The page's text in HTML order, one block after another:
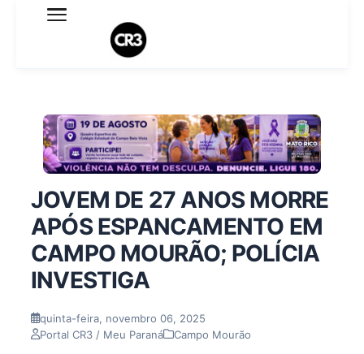
Expediente
Termo de Uso
Sobre o blog
JOVEM DE 27 ANOS MORRE
APÓS ESPANCAMENTO EM
CAMPO MOURÃO; POLÍCIA
INVESTIGA
quinta-feira, novembro 06, 2025
Portal CR3 / Meu Paraná
Campo Mourão